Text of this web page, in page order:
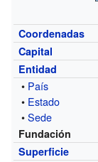
Coordenadas
Capital
Entidad
• País
• Estado
•Sede
Fundación
Superficie